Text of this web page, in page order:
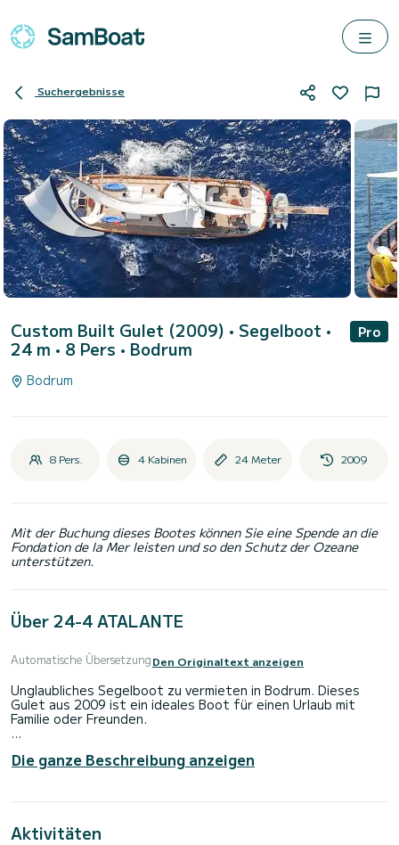
Suchergebnisse
Custom Built Gulet (2009) • Segelboot •
24 m • 8 Pers • Bodrum
Pro
Bodrum
8 Pers. 4 Kabinen 24 Meter 2009
Mit der Buchung dieses Bootes können Sie eine Spende an die
Fondation de la Mer leisten und so den Schutz der Ozeane
unterstützen.
Über 24-4 ATALANTE
Automatische ÜbersetzungDen Originaltext anzeigen
Unglaubliches Segelboot zu vermieten in Bodrum. Dieses
Gulet aus 2009 ist ein ideales Boot für einen Urlaub mit
Familie oder Freunden.
bietet Platz für 8 Personen. Mit einer Gesamtlänge von 24
Metern ist es Ihr bester Verbündeter, um einen
von Bodrum zu verbringen.
Dieses Gulet ist mit 4 Toiletten mit Dusche ausgestattet.
Die ganze Beschreibung anzeigen
Aktivitäten